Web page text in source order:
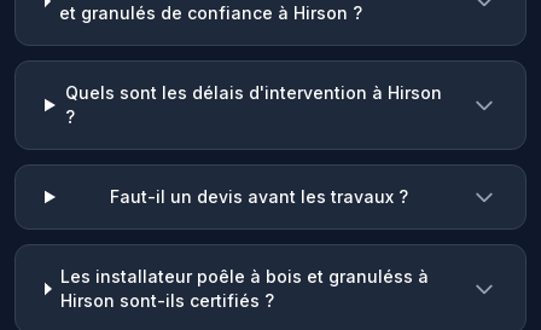
et granulés de confiance à Hirson ?
Quels sont les délais d'intervention à Hirson
?
Faut-il un devis avant les travaux ?
Les installateur poêle à bois et granuléss à
Hirson sont-ils certifiés ?